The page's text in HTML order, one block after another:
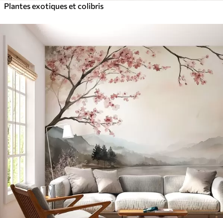
Plantes exotiques et colibris